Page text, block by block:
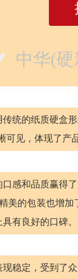
中华(
统的纸质硬盒
可见，体现了产
感和品质赢得
美的包装也增
有良好的口碑。
稳定，受到了